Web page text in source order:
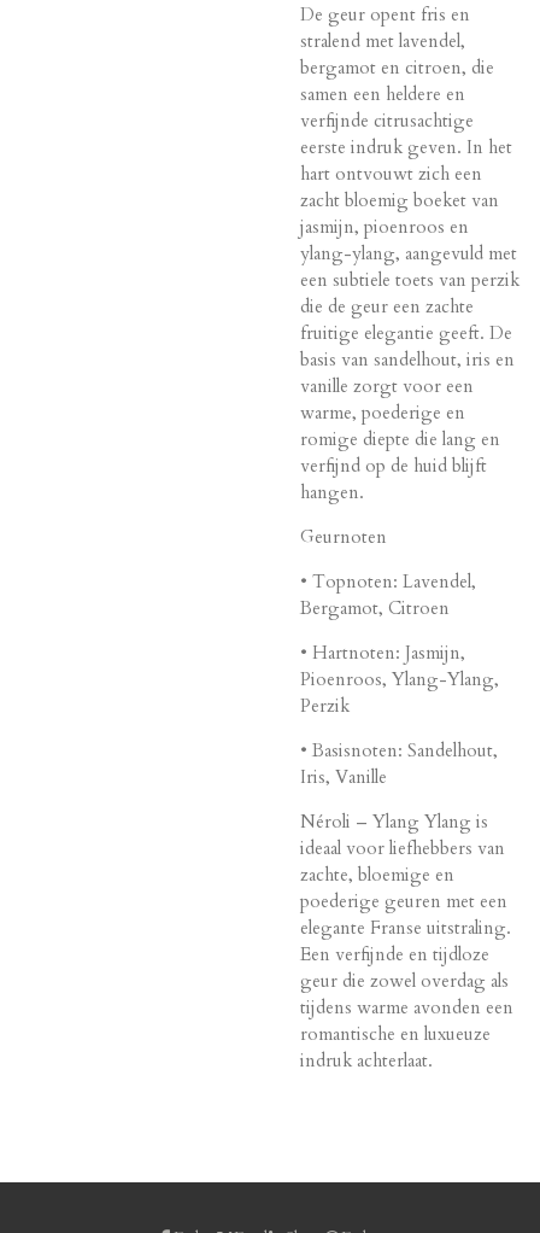
De geur opent fris en
stralend met lavendel,
bergamot en citroen, die
samen een heldere en
verfijnde citrusachtige
eerste indruk geven. In het
hart ontvouwt zich een
zacht bloemig boeket van
jasmijn, pioenroos en
ylang-ylang, aangevuld met
een subtiele toets van perzik
die de geur een zachte
fruitige elegantie geeft. De
basis van sandelhout, iris en
vanille zorgt voor een
warme, poederige en
romige diepte die lang en
verfijnd op de huid blijft
hangen.
Geurnoten
• Topnoten: Lavendel,
Bergamot, Citroen
• Hartnoten: Jasmijn,
Pioenroos, Ylang-Ylang,
Perzik
• Basisnoten: Sandelhout,
Iris, Vanille
Néroli – Ylang Ylang is
ideaal voor liefhebbers van
zachte, bloemige en
poederige geuren met een
elegante Franse uitstraling.
Een verfijnde en tijdloze
geur die zowel overdag als
tijdens warme avonden een
romantische en luxueuze
indruk achterlaat.